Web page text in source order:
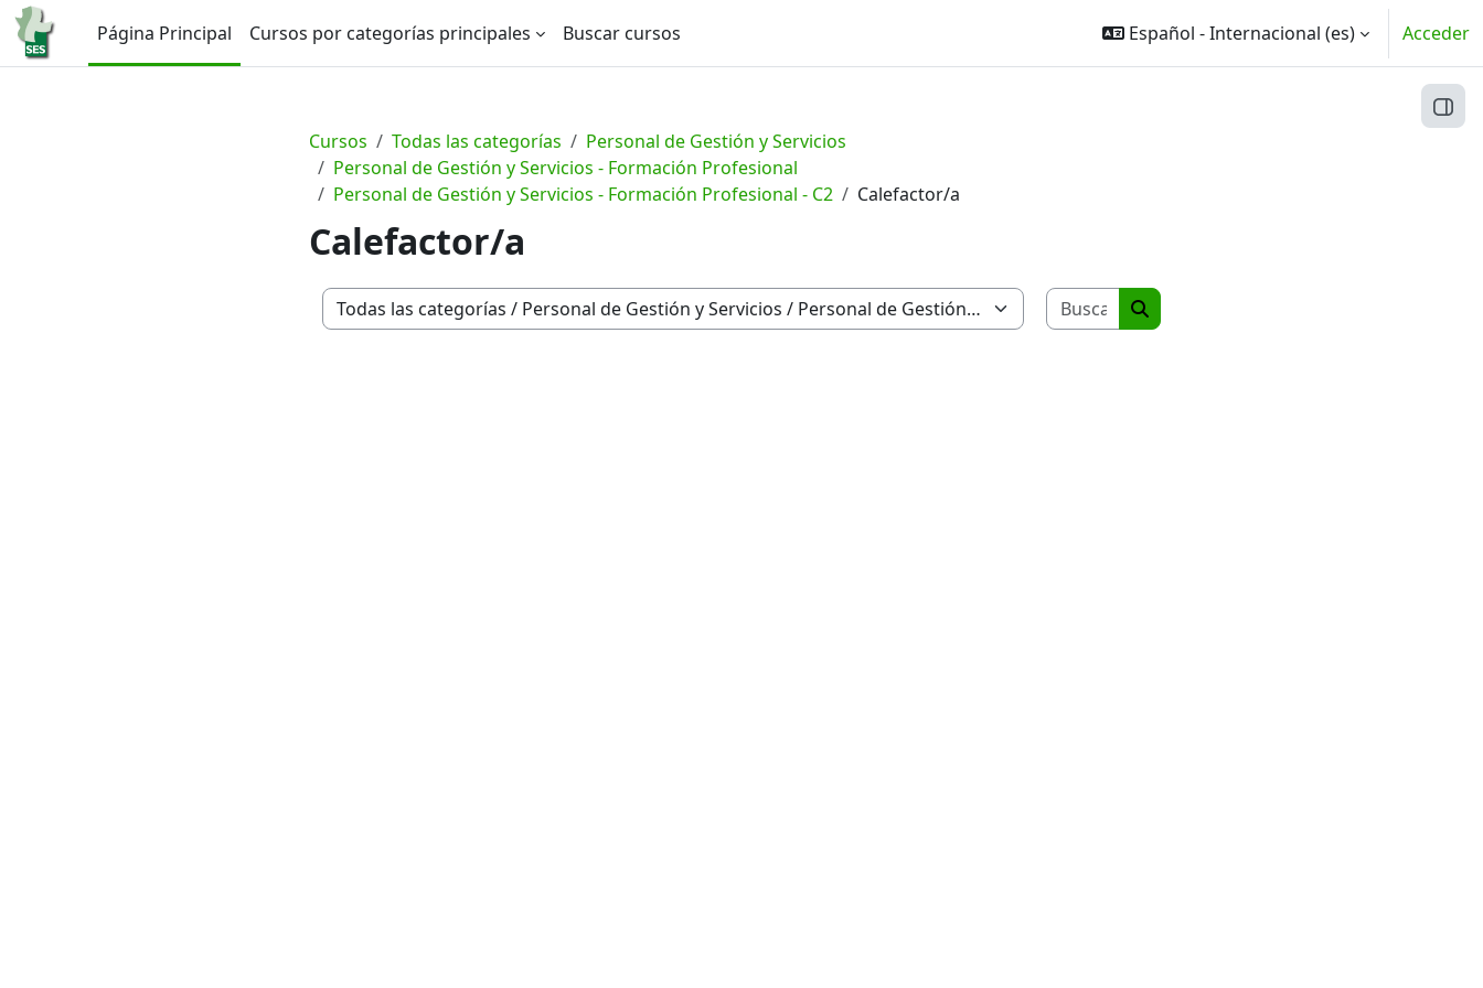
Salta al contenido principal
Página Principal
Cursos por categorías principales Buscar cursos Español - Internacional ‎(es)‎ Acceder
Cursos
Todas las categorías
Personal de Gestión y Servicios
Personal de Gestión y Servicios - Formación Profesional
Personal de Gestión y Servicios - Formación Profesional - C2
Calefactor/a
Calefactor/a
Categorías
Buscar cursos
Buscar cursos